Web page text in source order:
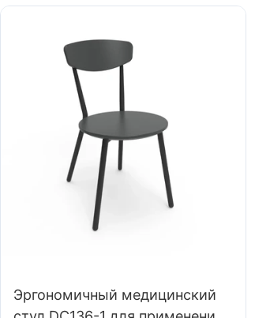
базовая базовая, научно
лаборатории
Эргономичный медицинский